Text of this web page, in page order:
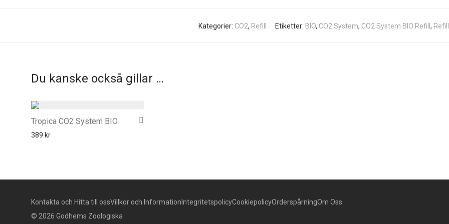
Kategorier: CO2, Refill Etiketter: BIO, CO2 System, CO2 System BIO Refill , Refill
Du kanske också gillar …
Tropica CO2 System BIO
389 kr
Kontakta och Hitta till ossVillkor och Information IntegritetspolicyCookiepolicyOrderspårningOm Oss
© 2026 Godhems Zoologiska